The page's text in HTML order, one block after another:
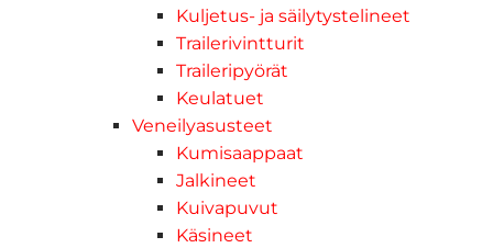
Kuljetus- ja säilytystelineet
Trailerivintturit
Traileripyörät
Keulatuet
Veneilyasusteet
Kumisaappaat
Jalkineet
Kuivapuvut
Käsineet